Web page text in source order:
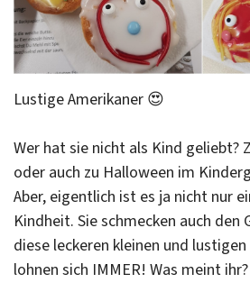
Lustige Amerikaner 😍
Wer hat sie nicht als Kind geliebt?
oder auch zu Halloween im
Aber, eigentlich ist es ja nicht nur
Kindheit. Sie schmecken auch
diese leckeren kleinen und
lohnen sich IMMER! Was meint ihr?